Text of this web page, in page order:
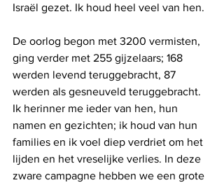
Israël gezet. Ik houd heel veel van hen.
De oorlog begon met 3200 vermisten,
ging verder met 255 gijzelaars; 168
werden levend teruggebracht, 87
werden als gesneuveld teruggebracht.
Ik herinner me ieder van hen, hun
namen en gezichten; ik houd van hun
families en ik voel diep verdriet om het
lijden en het vreselijke verlies. In deze
zware campagne hebben we een grote